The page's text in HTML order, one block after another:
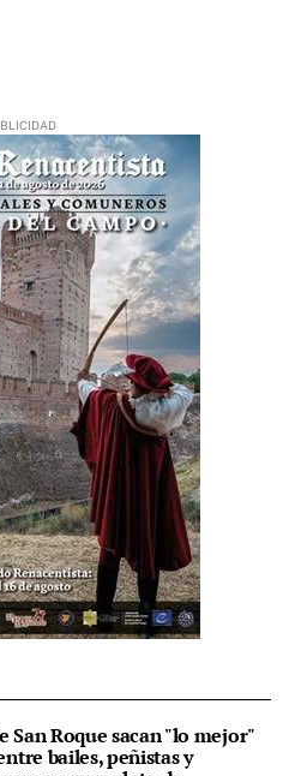
San Roque sacan "lo mejor"
bailes, peñistas y